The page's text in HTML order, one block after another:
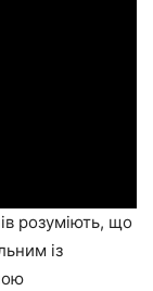
розуміють, що
із